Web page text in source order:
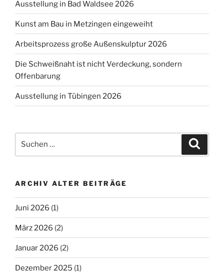
Ausstellung in Bad Waldsee 2026
Kunst am Bau in Metzingen eingeweiht
Arbeitsprozess große Außenskulptur 2026
Die Schweißnaht ist nicht Verdeckung, sondern
Offenbarung
Ausstellung in Tübingen 2026
nach:
ARCHIV ALTER BEITRÄGE
Juni 2026 (1)
März 2026 (2)
Januar 2026 (2)
Dezember 2025 (1)